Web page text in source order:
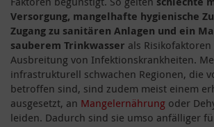
Versorgung, mangelhafte hygienische
Zugang zu sanitären Anlagen und ein
sauberem Trinkwasser als
Ausbreitung von Infektionskrankheiten.
infrastrukturell schwachen Regionen, die
betroffen sind, sind zudem meist einem
ausgesetzt, an Mangelernährung oder
leiden. Dadurch sind sie umso anfälliger